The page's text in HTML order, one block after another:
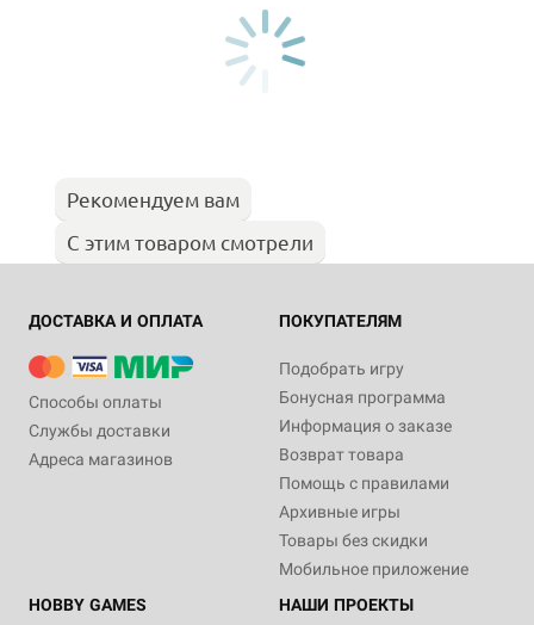
Рекомендуем вам
С этим товаром смотрели
ДОСТАВКА И ОПЛАТА
Способы оплаты
Службы доставки
Адреса магазинов
ПОКУПАТЕЛЯМ
Подобрать игру
Бонусная программа
Информация о заказе
Возврат товара
Помощь с правилами
Архивные игры
Товары без скидки
Мобильное приложение
HOBBY GAMES
НАШИ ПРОЕКТЫ